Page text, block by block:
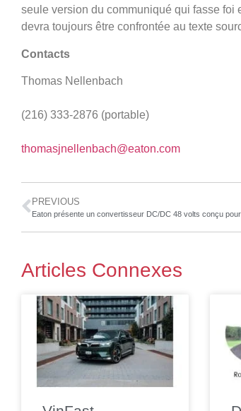
seule version du communiqué qui fasse foi
devra toujours être confrontée au texte
Contacts
Thomas Nellenbach
(216) 333-2876 (portable)
thomasjnellenbach@eaton.com
PREVIOUS
Articles Connexes